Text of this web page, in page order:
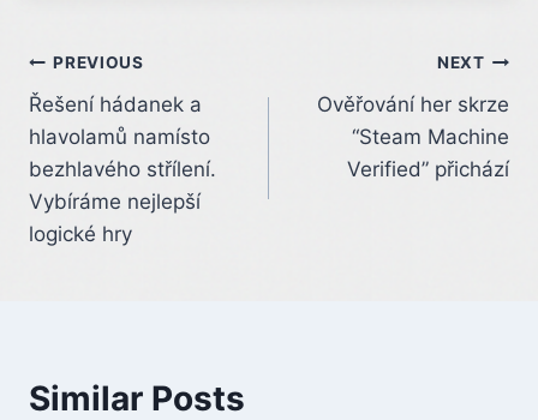
Post
navigation
PREVIOUS
Řešení hádanek a
hlavolamů namísto
bezhlavého střílení.
Vybíráme nejlepší
logické hry
NEXT
Ověřování her skrze
“Steam Machine
Verified” přichází
Similar Posts